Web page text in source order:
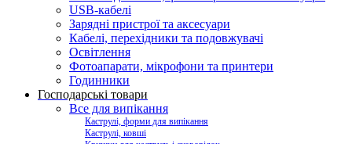
USB-кабелі
Зарядні пристрої та аксесуари
Кабелі, перехідники та подовжувачі
Освітлення
Фотоапарати, мікрофони та принтери
Годинники
Господарські товари
Все для випікання
Каструлі, форми для випікання
Каструлі, ковші